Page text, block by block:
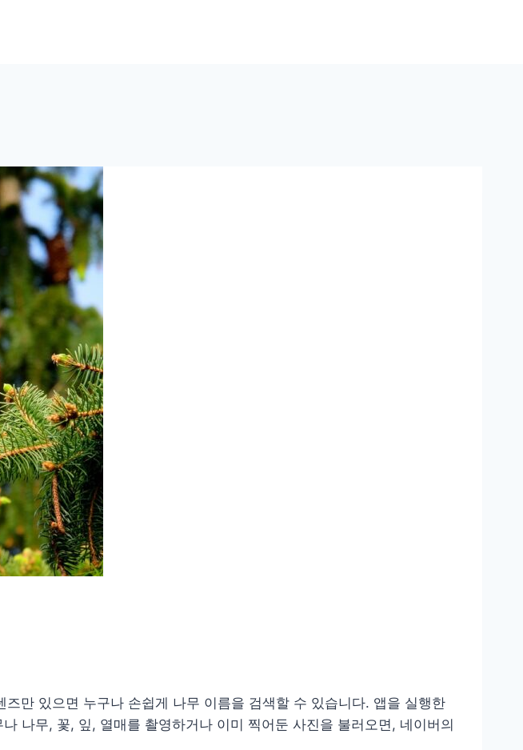
만 있으면 누구나 손쉽게 나무 이름을 검색할 수 있습니다. 앱을 실행한
나무, 꽃, 잎, 열매를 촬영하거나 이미 찍어둔 사진을 불러오면, 네이버의